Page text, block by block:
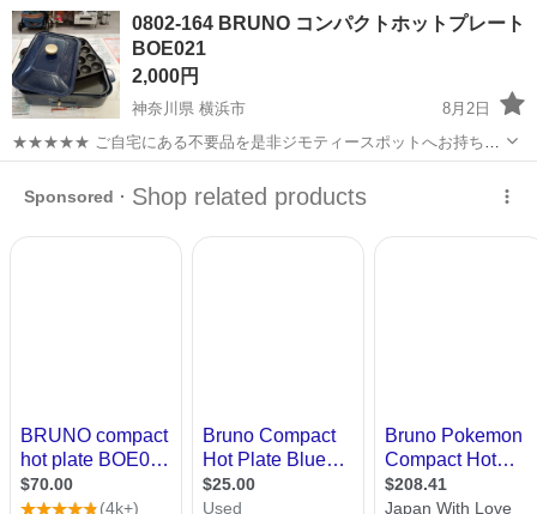
実♪業務はクリーンルームで快適作業◎自社正社員登用制度あり★1食
300円～の格安食堂あり！《佐...
佐賀 伊万里市
0802-164 BRUNO コンパクトホットプレート
BOE021
2,000円
神奈川県 横浜市
8月2日
★★★★★ ご自宅にある不要品を是非ジモティースポットへお持ち込
みしませんか？ 家電、趣味・スポーツ・レジャー用品、こども用品、
衣料服飾品、生活雑貨、家具、本、CD・DVDなどが無料でまとめて持
ち込めます！ ※詳細はこ...